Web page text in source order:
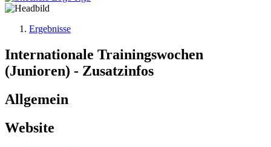
Ergebnisse
Internationale Trainingswochen
(Junioren) - Zusatzinfos
Allgemein
Website